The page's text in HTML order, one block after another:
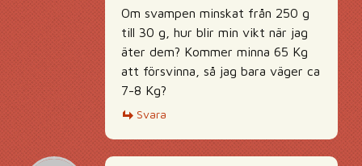
Om svampen minskat från 250 g
till 30 g, hur blir min vikt när jag
äter dem? Kommer minna 65 Kg
att försvinna, så jag bara väger ca
7-8 Kg?
Svara